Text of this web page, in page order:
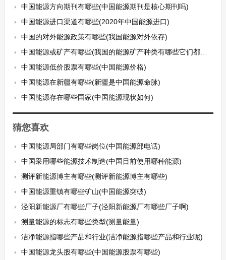
中国能源方向期刊有哪些(中国能源期刊是核心期刊吗)
中国能源进口渠道有哪些(2020年中国能源进口)
中国的对外能源政策有哪些(我国能源对外依存)
中国能源或矿产有哪些(我国的能源矿产种类有哪些它们都有哪些用途)
中国能源低价股票有哪些(中国能源价格)
中国能源在新疆有哪些(新疆是中国能源命脉)
中国能源存在哪些国家(中国能源现状如何)
猜您喜欢
中国能源局部门有哪些岗位(中国能源部电话)
中国采用哪些能源技术制造(中国目前使用哪种能源)
测评新能源博主有哪些(测评新能源博主有哪些)
中国能源重镇有哪些矿山(中国能源突破)
泾阳新能源厂有哪些厂子(泾阳新能源厂有哪些厂子啊)
测量能源的标志有哪些类型(测量能量)
洁净能源指哪些产品和行业(洁净能源指哪些产品和行业呢)
中国能源龙头股有哪些(中国能源股票有哪些)